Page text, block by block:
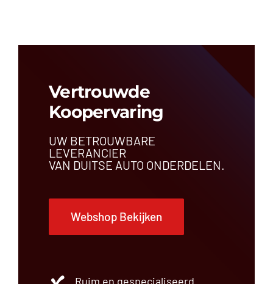
Vertrouwde
Koopervaring
UW BETROUWBARE
LEVERANCIER
VAN DUITSE AUTO ONDERDELEN.
Webshop Bekijken
Ruim en gespecialiseerd